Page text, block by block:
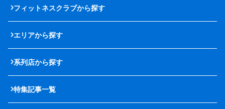
フィットネスクラブから探す
エリアから探す
系列店から探す
特集記事一覧